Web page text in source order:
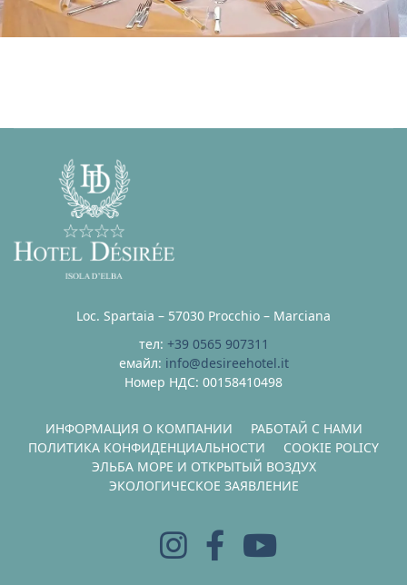
Loc. Spartaia – 57030 Procchio – Marciana
тел: +39 0565 907311
емайл: info@desireehotel.it
Номер НДС: 00158410498
ИНФОРМАЦИЯ О КОМПАНИИ
РАБОТАЙ С НАМИ
ПОЛИТИКА КОНФИДЕНЦИАЛЬНОСТИ
COOKIE POLICY
ЭЛЬБА МОРЕ И ОТКРЫТЫЙ ВОЗДУХ
ЭКОЛОГИЧЕСКОЕ ЗАЯВЛЕНИЕ